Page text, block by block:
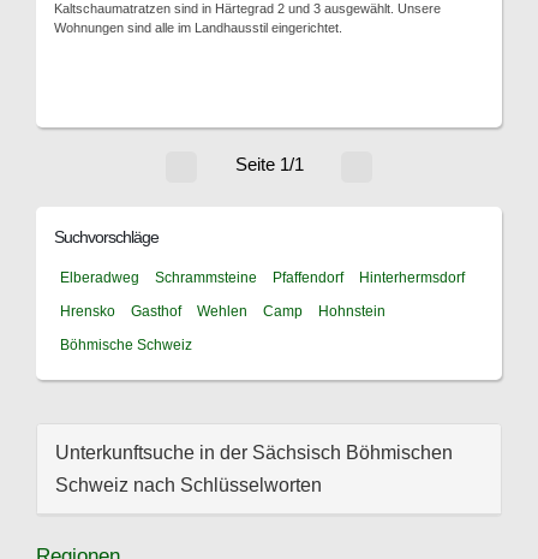
Kaltschaumatratzen sind in Härtegrad 2 und 3 ausgewählt. Unsere
Wohnungen sind alle im Landhausstil eingerichtet.
Seite 1/1
Suchvorschläge
Elberadweg Schrammsteine Pfaffendorf
Hinterhermsdorf
Hrensko
Gasthof Wehlen Camp
Hohnstein
Böhmische Schweiz
Unterkunftsuche in der Sächsisch Böhmischen
Schweiz nach Schlüsselworten